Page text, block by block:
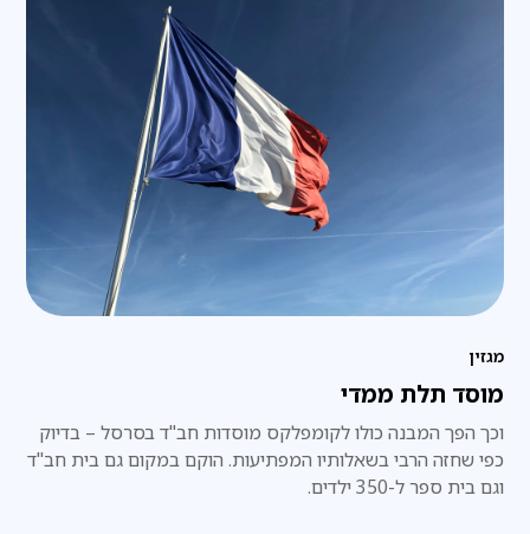
מגזין
מוסד תלת ממדי
וכך הפך המבנה כולו לקומפלקס מוסדות חב"ד בסרסל – בדיוק
כפי שחזה הרבי בשאלותיו המפתיעות. הוקם במקום גם בית חב"ד
וגם בית ספר ל-350 ילדים.